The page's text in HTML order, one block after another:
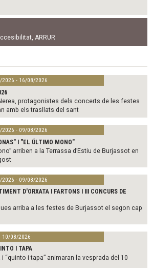
,ARRUR
2026 - 16/08/2026
protagonistes dels concerts de les festes
amb els trasllats del sant
2026 - 09/08/2026
I "EL ÚLTIMO MONO"
arriben a la Terrassa d’Estiu de Burjassot en
2026 - 09/08/2026
D'ORXATA I FARTONS I III CONCURS DE
arriba a les festes de Burjassot el segon cap
10/08/2026
I TAPA
“quinto i tapa” animaran la vesprada del 10